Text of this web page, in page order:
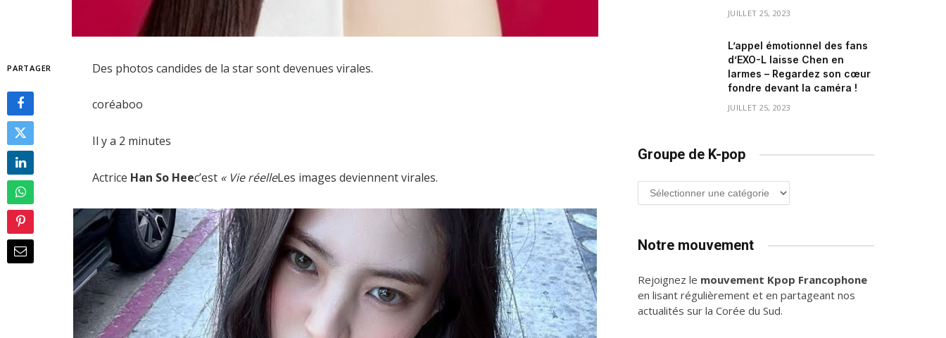
PARTAGER Des photos candides de la star sont devenues virales.
coréaboo
Il y a 2 minutes
Actrice Han So Heec’est « Vie réelleLes images deviennent virales.
JUILLET 25, 2023
L’appel émotionnel des fans
d’EXO-L laisse Chen en
larmes – Regardez son cœur
fondre devant la caméra !
JUILLET 25, 2023
Groupe de K-pop
Groupe
de
Notre mouvement
Rejoignez le mouvement Kpop Francophone
en lisant régulièrement et en partageant nos
actualités sur la Corée du Sud.